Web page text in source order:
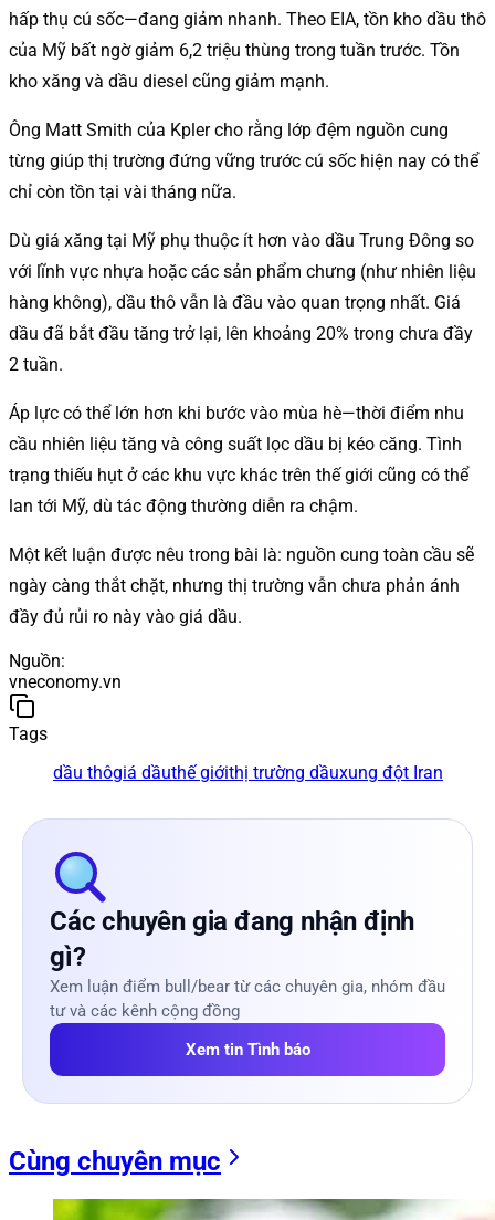
hấp thụ cú sốc—đang giảm nhanh. Theo EIA, tồn kho dầu thô
của Mỹ bất ngờ giảm 6,2 triệu thùng trong tuần trước. Tồn
kho xăng và dầu diesel cũng giảm mạnh.
Ông Matt Smith của Kpler cho rằng lớp đệm nguồn cung
từng giúp thị trường đứng vững trước cú sốc hiện nay có thể
chỉ còn tồn tại vài tháng nữa.
Dù giá xăng tại Mỹ phụ thuộc ít hơn vào dầu Trung Đông so
với lĩnh vực nhựa hoặc các sản phẩm chưng (như nhiên liệu
hàng không), dầu thô vẫn là đầu vào quan trọng nhất. Giá
dầu đã bắt đầu tăng trở lại, lên khoảng 20% trong chưa đầy
2 tuần.
Áp lực có thể lớn hơn khi bước vào mùa hè—thời điểm nhu
cầu nhiên liệu tăng và công suất lọc dầu bị kéo căng. Tình
trạng thiếu hụt ở các khu vực khác trên thế giới cũng có thể
lan tới Mỹ, dù tác động thường diễn ra chậm.
Một kết luận được nêu trong bài là: nguồn cung toàn cầu sẽ
ngày càng thắt chặt, nhưng thị trường vẫn chưa phản ánh
đầy đủ rủi ro này vào giá dầu.
Nguồn:
vneconomy.vn
Tags
dầu thôgiá dầuthế giớithị trường dầuxung đột Iran
Các chuyên gia đang nhận định
gì?
Xem luận điểm bull/bear từ các chuyên gia, nhóm đầu
tư và các kênh cộng đồng
Xem tin Tình báo
Cùng chuyên mục